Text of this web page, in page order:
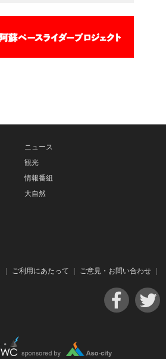
ニュース
観光
情報番組
大自然
ご利用にあたって ご意見・お問い合わせ